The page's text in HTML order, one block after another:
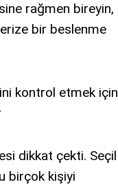
rağmen bireyin,
bir beslenme
kontrol etmek için
dikkat çekti. Seçil
birçok kişiyi